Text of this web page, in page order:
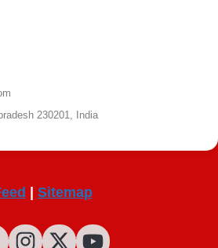
230201, India
| Sitemap